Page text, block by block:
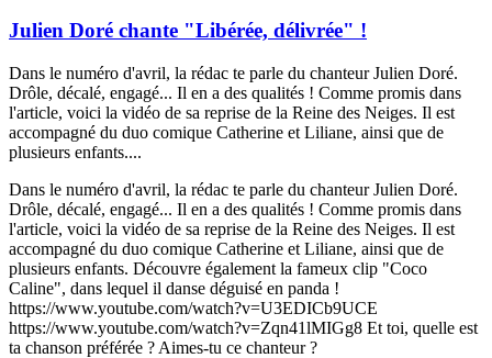
Julien Doré chante "Libérée, délivrée" !
Dans le numéro d'avril, la rédac te parle du chanteur Julien Doré.
Drôle, décalé, engagé... Il en a des qualités ! Comme promis dans
l'article, voici la vidéo de sa reprise de la Reine des Neiges. Il est
accompagné du duo comique Catherine et Liliane, ainsi que de
plusieurs enfants....
Dans le numéro d'avril, la rédac te parle du chanteur Julien Doré.
Drôle, décalé, engagé... Il en a des qualités ! Comme promis dans
l'article, voici la vidéo de sa reprise de la Reine des Neiges. Il est
accompagné du duo comique Catherine et Liliane, ainsi que de
plusieurs enfants. Découvre également la fameux clip "Coco
Caline", dans lequel il danse déguisé en panda !
https://www.youtube.com/watch?v=U3EDICb9UCE
https://www.youtube.com/watch?v=Zqn41lMIGg8 Et toi, quelle est
ta chanson préférée ? Aimes-tu ce chanteur ?